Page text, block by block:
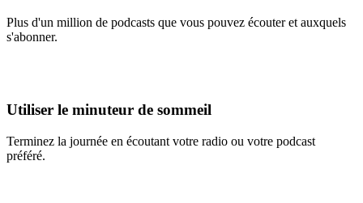
Plus d'un million de podcasts que vous pouvez écouter et auxquels
s'abonner.
Utiliser le minuteur de sommeil
Terminez la journée en écoutant votre radio ou votre podcast
préféré.